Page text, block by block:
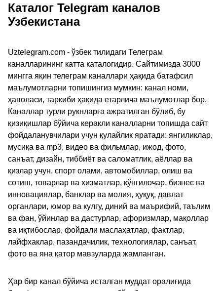
Каталог Telegram каналов
Узбекистана
Uztelegram.com - ўзбек тилидаги Телеграм
каналларининг катта каталогидир. Сайтимизда 3000
мингга яқин телеграм каналлари ҳақида батафсил
маълумотларни топишингиз мумкин: канал номи,
ҳаволаси, таркиби ҳақида етарлича маълумотлар бор.
Каналлар турли рукнларга ажратилган бўлиб, бу
қизиқишлар бўйича керакли каналларни топишда сайт
фойдаланувчилари учун қулайлик яратади: янгиликлар,
мусиқа ва mp3, видео ва фильмлар, ижод, фото,
санъат, дизайн, тиббиёт ва саломатлик, аёллар ва
қизлар учун, спорт олами, автомобиллар, олиш ва
сотиш, товарлар ва хизматлар, кўнгилочар, бизнес ва
инновациялар, банклар ва молия, ҳуқуқ, давлат
органлари, юмор ва кулгу, диний ва маърифий, таълим
ва фан, ўйинлар ва дастурлар, афоризмлар, мақоллар
ва иқтибослар, фойдали маслаҳатлар, фактлар,
лайфхаклар, пазандачилик, технологиялар, санъат,
фото ва яна қатор мавзуларда жамланган.
Ҳар бир канал бўйича исталган муддат оралиғида